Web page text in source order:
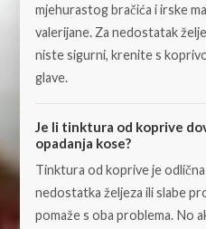
mjehurastog bračića i irske
valerijane. Za nedostatak
niste sigurni, krenite s
glave.
Je li tinktura od koprive
opadanja kose?
Tinktura od koprive je
nedostatka željeza ili slabe
pomaže s oba problema. No